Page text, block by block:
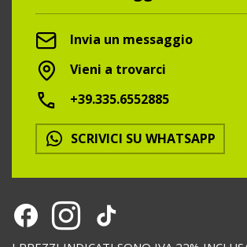
Invia un messaggio
Vieni a trovarci
+39.335.6552885
SCRIVICI SU WHATSAPP